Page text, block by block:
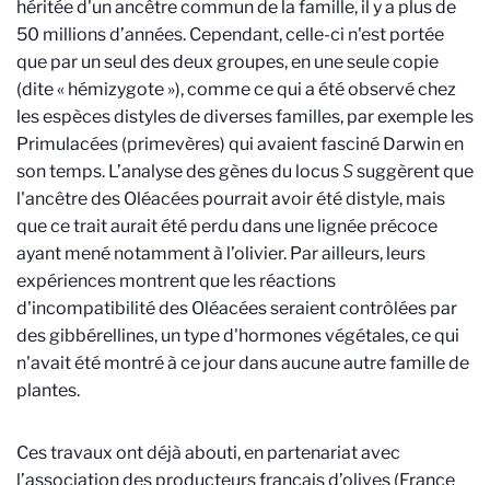
héritée d'un ancêtre commun de la famille, il y a plus de
50 millions d’années. Cependant, celle-ci n'est portée
que par un seul des deux groupes, en une seule copie
(dite « hémizygote »), comme ce qui a été observé chez
les espèces distyles de diverses familles, par exemple les
Primulacées (primevères) qui avaient fasciné Darwin en
son temps. L’analyse des gènes du locusSsuggèrent que
l'ancêtre des Oléacées pourrait avoir été distyle, mais
que ce trait aurait été perdu dans une lignée précoce
ayant mené notamment à l’olivier. Par ailleurs, leurs
expériences montrent que les réactions
d'incompatibilité des Oléacées seraient contrôlées par
des gibbérellines, un type d'hormones végétales, ce qui
n'avait été montré à ce jour dans aucune autre famille de
plantes.
Ces travaux ont déjà abouti, en partenariat avec
l’association des producteurs français d’olives (France